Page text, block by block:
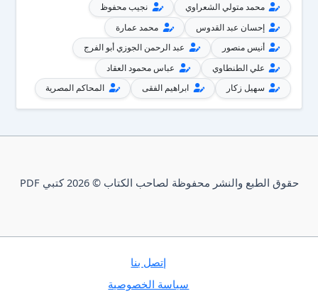
محمد متولي الشعراوي
نجيب محفوظ
إحسان عبد القدوس
محمد عمارة
أنيس منصور
عبد الرحمن الجوزي أبو الفرج
علي الطنطاوي
عباس محمود العقاد
سهيل زكار
ابراهيم الفقى المحاكم المصرية
حقوق الطبع والنشر محفوظة لصاحب الكتاب © 2026 كتبي PDF
إتصل بنا
سياسة الخصوصية